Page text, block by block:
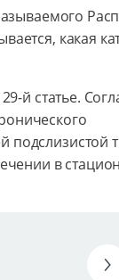
какая
й статье.
в